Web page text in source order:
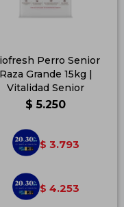
Perro Senior
Raza Grande 15kg |
Vitalidad Senior
$ 5.250
$ 3.793
$ 4.253